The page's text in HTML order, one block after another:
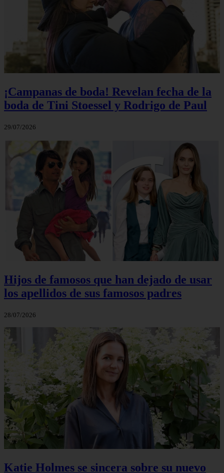
¡Campanas de boda! Revelan fecha de la
boda de Tini Stoessel y Rodrigo de Paul
29/07/2026
Hijos de famosos que han dejado de usar
los apellidos de sus famosos padres
28/07/2026
Katie Holmes se sincera sobre su nuevo